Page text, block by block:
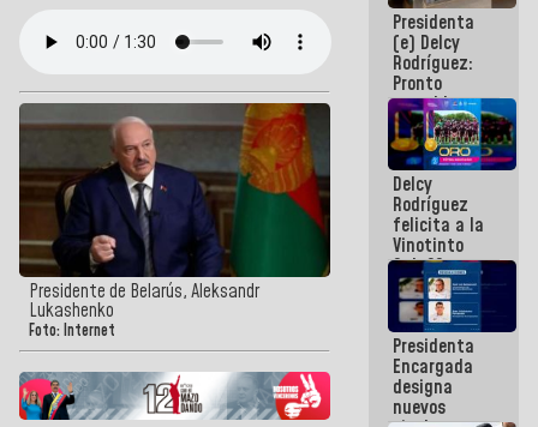
Presidente de Belarús, Aleksandr
Lukashenko
Foto: Internet
Presidenta
(e) Delcy
Rodríguez:
Pronto
restableceremos
las
operaciones
en el
Aeropuerto
Internacional
de
Maiquetía
Delcy
Rodríguez
felicita a la
Vinotinto
Sub 20
campeona
frente
México Sub
23 en los
Centroamericanos
Presidenta
Encargada
designa
nuevos